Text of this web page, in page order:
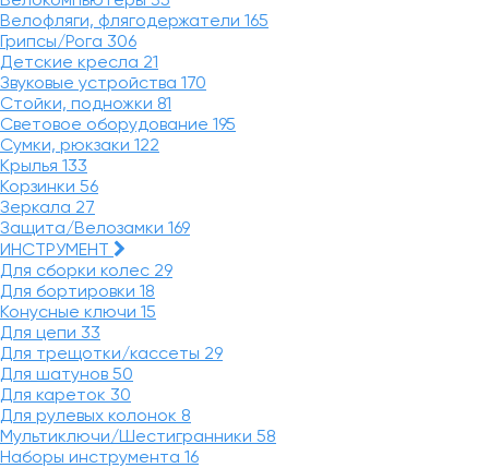
Велофляги, флягодержатели 165
Грипсы/Рога 306
Детские кресла 21
Звуковые устройства 170
Стойки, подножки 81
Световое оборудование 195
Сумки, рюкзаки 122
Крылья 133
Корзинки 56
Зеркала 27
Защита/Велозамки 169
ИНСТРУМЕНТ
Для сборки колес 29
Для бортировки 18
Конусные ключи 15
Для цепи 33
Для трещотки/кассеты 29
Для шатунов 50
Для кареток 30
Для рулевых колонок 8
Мультиключи/Шестигранники 58
Наборы инструмента 16